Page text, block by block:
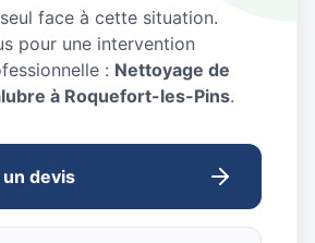
face à cette situation.
pour une intervention
: Nettoyage de
à Roquefort-les-Pins.
devis